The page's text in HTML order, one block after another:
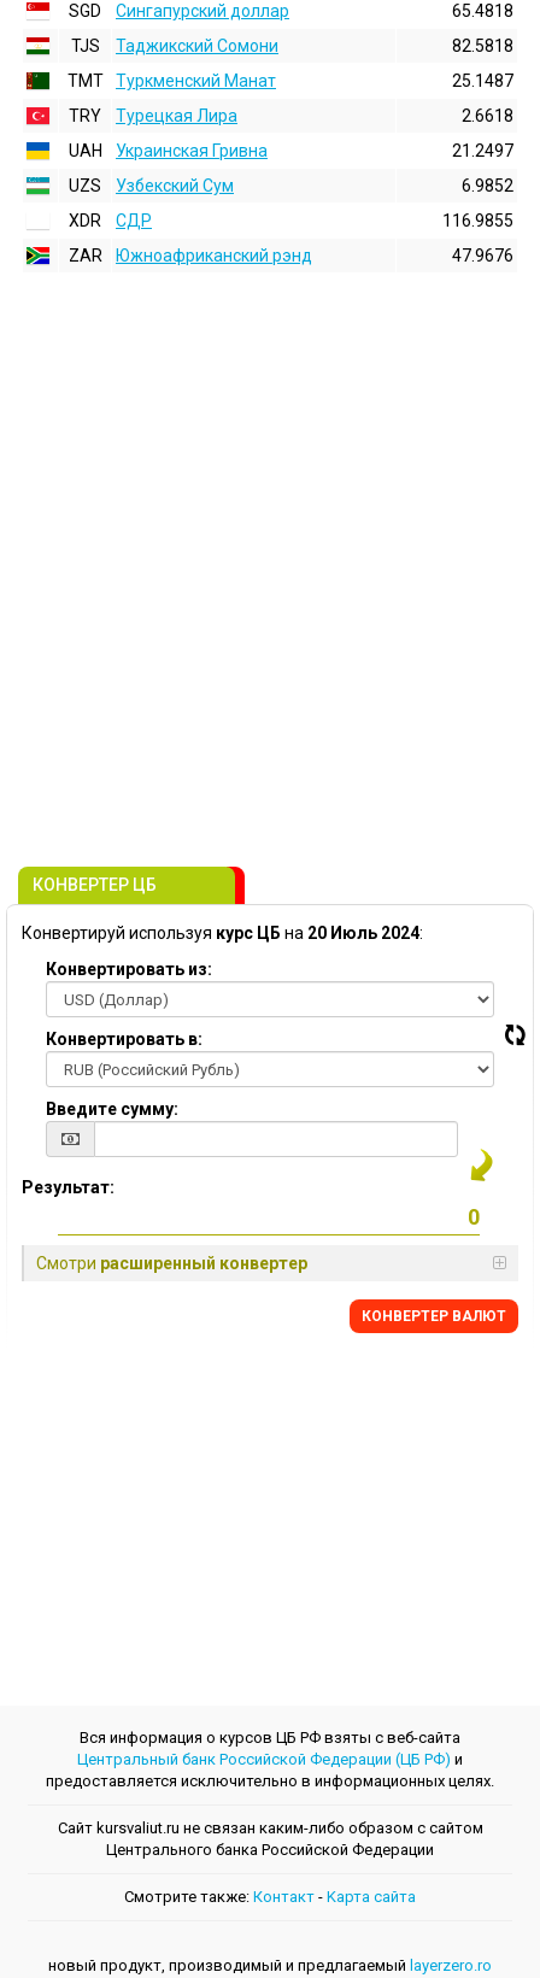
SGD
Сингапурский доллар
65.4818
TJS
Таджикский Сомони
82.5818
TMT
Туркменский Манат
25.1487
TRY
Турецкая Лира
2.6618
UAH
Украинская Гривна
21.2497
UZS
Узбекский Сум
6.9852
XDR
СДР
116.9855
ZAR
Южноафриканский рэнд 47.9676
КОНВЕРТЕР ЦБ
Конвертируй используя курс ЦБ на 20 Июль 2024:
Конвертировать из:
Конвертировать в:
Введите сумму:
Результат:
Смотри расширенный конвертер
КОНВЕРТЕР ВАЛЮТ
Вся информация о курсов ЦБ РФ взяты с веб-сайта
Центральный банк Российской Федерации (ЦБ РФ) и
предоставляется исключительно в информационных целях.
Сайт kursvaliut.ru не связан каким-либо образом с сайтом
Центрального банкa Российской Федерации
Смотрите также: Контакт - Kарта сайта
новый продукт, производимый и предлагаемый layerzero.ro